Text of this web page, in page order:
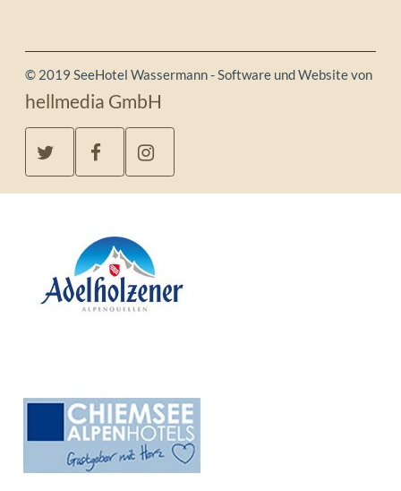
© 2019 SeeHotel Wassermann - Software und Website von
hellmedia GmbH